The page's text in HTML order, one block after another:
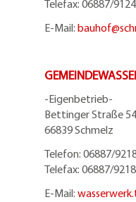
Telefax: 06887/
E-Mail: bauhof@
-Eigenbetrieb-
Bettinger Straße
66839 Schmelz
Telefon: 06887/
Telefax: 06887/
E-Mail: